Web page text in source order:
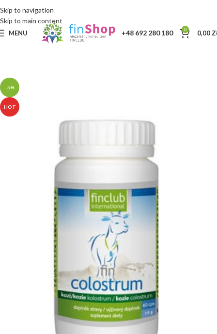
Skip to navigation
Skip to main content
MENU +48 692 280 180 0 0,00
-5%
HOT